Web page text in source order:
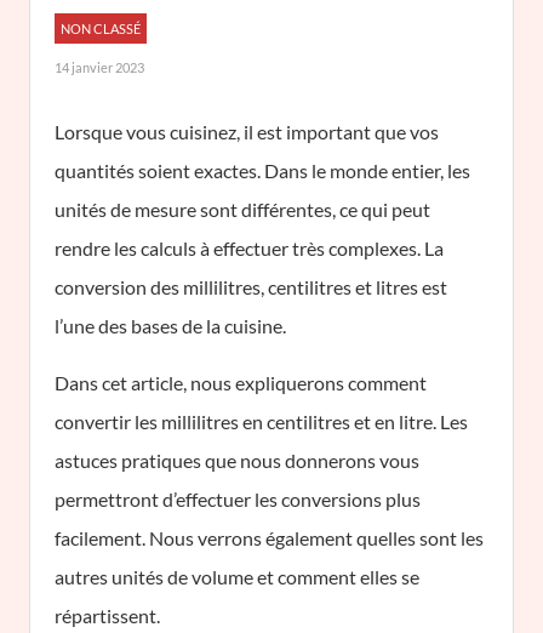
NON CLASSÉ
14 janvier 2023
Lorsque vous cuisinez, il est important que vos
quantités soient exactes. Dans le monde entier, les
unités de mesure sont différentes, ce qui peut
rendre les calculs à effectuer très complexes. La
conversion des millilitres, centilitres et litres est
l’une des bases de la cuisine.
Dans cet article, nous expliquerons comment
convertir les millilitres en centilitres et en litre. Les
astuces pratiques que nous donnerons vous
permettront d’effectuer les conversions plus
facilement. Nous verrons également quelles sont les
autres unités de volume et comment elles se
répartissent.